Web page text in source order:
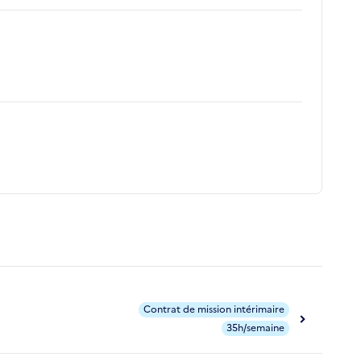
Contrat de mission intérimaire
35h/semaine